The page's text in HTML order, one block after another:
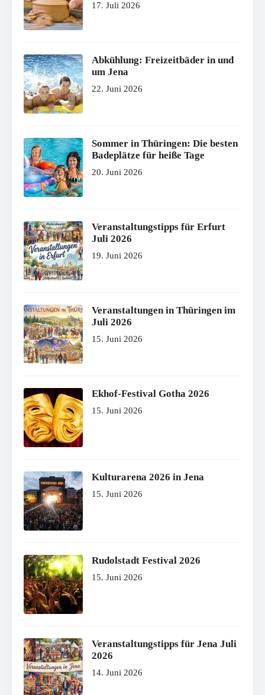
17. Juli 2026
Abkühlung: Freizeitbäder in und
um Jena
22. Juni 2026
Sommer in Thüringen: Die besten
Badeplätze für heiße Tage
20. Juni 2026
Veranstaltungstipps für Erfurt
Juli 2026
19. Juni 2026
Veranstaltungen in Thüringen im
Juli 2026
15. Juni 2026
Ekhof-Festival Gotha 2026
15. Juni 2026
Kulturarena 2026 in Jena
15. Juni 2026
Rudolstadt Festival 2026
15. Juni 2026
Veranstaltungstipps für Jena Juli
2026
14. Juni 2026